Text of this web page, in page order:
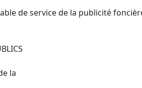
de service de la publicité
la